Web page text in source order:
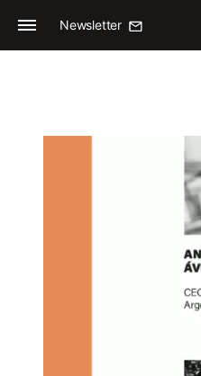
Newsletter